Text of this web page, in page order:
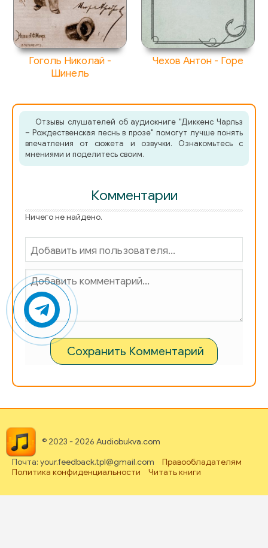
Гоголь Николай -
Шинель
Чехов Антон - Горе
Отзывы слушателей об аудиокниге "Диккенс Чарльз
– Рождественская песнь в прозе" помогут лучше понять
впечатления от сюжета и озвучки. Ознакомьтесь с
мнениями и поделитесь своим.
Комментарии
Ничего не найдено.
Сохранить Комментарий
© 2023 - 2026 Audiobukva.com
Почта: your.feedback.tpl@gmail.com
Правообладателям
Политика конфиденциальности
Читать книги